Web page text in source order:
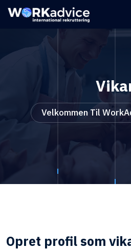
Velkommen Til
Opret profil som